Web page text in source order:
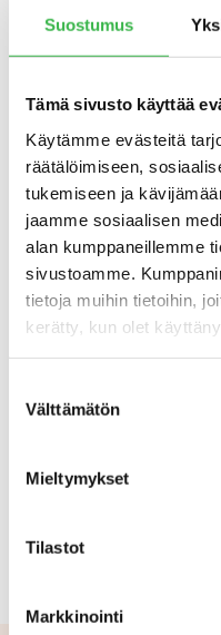
Suostumus
Tämä sivusto käyttää
Käytämme evästeitä
räätälöimiseen,
tukemiseen ja
jaamme sosiaalisen
alan kumppaneillemme
sivustoamme.
tietoja muihin tietoihin,
kerätty, kun olet
valinta
Välttämätön
Mieltymykset
Tilastot
Markkinointi
Tiedostot